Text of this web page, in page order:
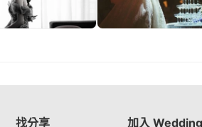
找分享 加入